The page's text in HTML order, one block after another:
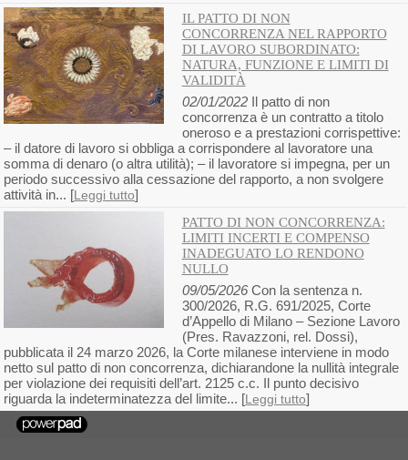
IL PATTO DI NON
CONCORRENZA NEL RAPPORTO
DI LAVORO SUBORDINATO:
NATURA, FUNZIONE E LIMITI DI
VALIDITÀ
02/01/2022Il patto di non
concorrenza è un contratto a titolo
oneroso e a prestazioni corrispettive:
– il datore di lavoro si obbliga a corrispondere al lavoratore una
somma di denaro (o altra utilità); – il lavoratore si impegna, per un
periodo successivo alla cessazione del rapporto, a non svolgere
attività in... [Leggi tutto]
PATTO DI NON CONCORRENZA:
LIMITI INCERTI E COMPENSO
INADEGUATO LO RENDONO
NULLO
09/05/2026Con la sentenza n.
300/2026, R.G. 691/2025, Corte
d’Appello di Milano – Sezione Lavoro
(Pres. Ravazzoni, rel. Dossi),
pubblicata il 24 marzo 2026, la Corte milanese interviene in modo
netto sul patto di non concorrenza, dichiarandone la nullità integrale
per violazione dei requisiti dell’art. 2125 c.c. Il punto decisivo
riguarda la indeterminatezza del limite... [Leggi tutto]